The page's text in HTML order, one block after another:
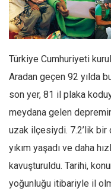
Facebook
Instagram
Editörden
Kemal Özer
Mahmut Toptaş
Yvonne Ridley
Barış Tarımcıoğlu
Ömer Kayani
Türkiye Cumhuriyeti
Aradan geçen 92 yılda
son yer, 81 il plaka
meydana gelen
uzak ilçesiydi. 7.2’lik bir
yıkım yaşadı ve daha
kavuşturuldu. Tarihi,
yoğunluğu itibariyle il